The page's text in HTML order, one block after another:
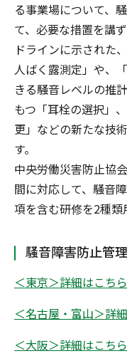
る事業場について、
て、必要な措置を講
ドラインに示された
人ばく露測定」や、
きる騒音レベルの推
もつ「耳栓の選択」
更」などの新たな技
す。
中央労働災害防止協
間に対応して、騒音
項を含む研修を2種類
騒音障害防止管
＜東京＞詳細はこちら
＜名古屋・富山＞詳
＜大阪＞詳細はこちら